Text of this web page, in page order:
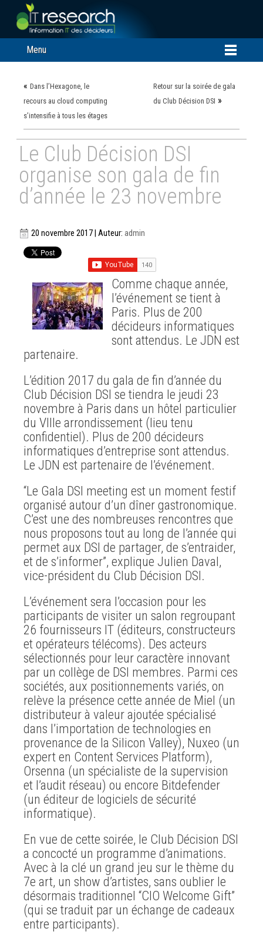
Menu
« Dans l’Hexagone, le
recours au cloud computing
s’intensifie à tous les étages
Retour sur la soirée de gala
du Club Décision DSI »
Le Club Décision DSI
organise son gala de fin
d’année le 23 novembre
20 novembre 2017 | Auteur:admin
Comme chaque année,
l’événement se tient à
Paris. Plus de 200
décideurs informatiques
sont attendus. Le JDN est
partenaire.
L’édition 2017 du gala de fin d’année du
Club Décision DSI se tiendra le jeudi 23
novembre à Paris dans un hôtel particulier
du VIIIe arrondissement (lieu tenu
confidentiel). Plus de 200 décideurs
informatiques d’entreprise sont attendus.
Le JDN est partenaire de l’événement.
“Le Gala DSI meeting est un moment festif
organisé autour d’un dîner gastronomique.
C’est une des nombreuses rencontres que
nous proposons tout au long de l’année qui
permet aux DSI de partager, de s’entraider,
et de s’informer”, explique Julien Daval,
vice-président du Club Décision DSI.
L’événement sera l’occasion pour les
participants de visiter un salon regroupant
26 fournisseurs IT (éditeurs, constructeurs
et opérateurs télécoms). Des acteurs
sélectionnés pour leur caractère innovant
par un collège de DSI membres. Parmi ces
sociétés, aux positionnements variés, on
relève la présence cette année de Miel (un
distributeur à valeur ajoutée spécialisé
dans l’importation de technologies en
provenance de la Silicon Valley), Nuxeo (un
expert en Content Services Platform),
Orsenna (un spécialiste de la supervision
et l’audit réseau) ou encore Bitdefender
(un éditeur de logiciels de sécurité
informatique).
En vue de cette soirée, le Club Décision DSI
a concocté un programme d’animations.
Avec à la clé un grand jeu sur le thème du
7e art, un show d’artistes, sans oublier le
désormais traditionnel “CIO Welcome Gift”
(qui se traduit par un échange de cadeaux
entre participants).